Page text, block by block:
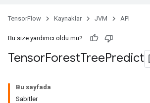
TensorFlow Kaynaklar JVM API
Bu size yardımcı oldu mu?
TensorForestTreePredict
Bu sayfada
Sabitler